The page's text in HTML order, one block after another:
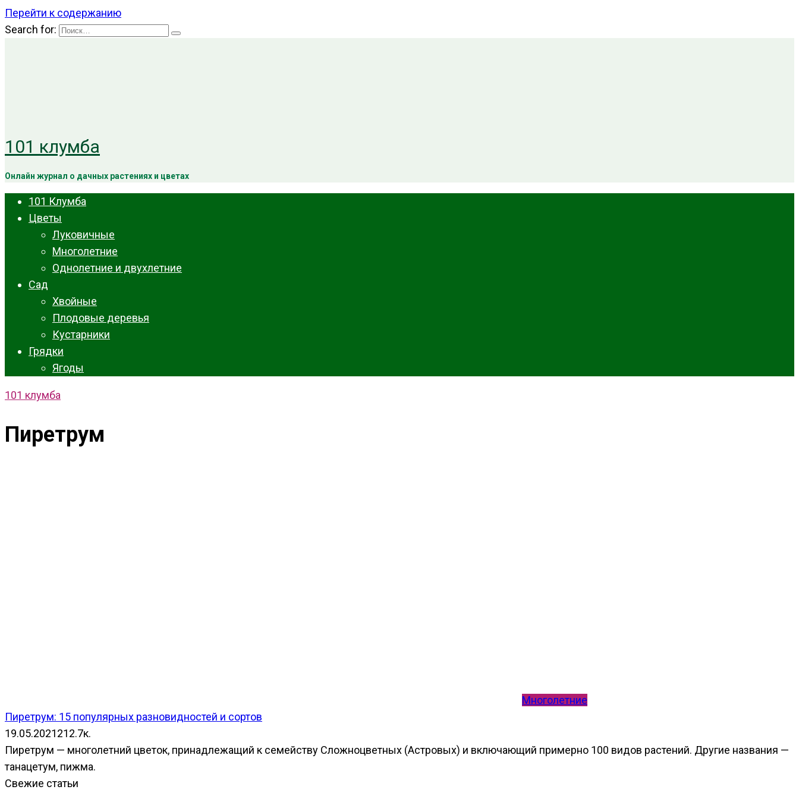
Перейти к содержанию
Search for:
101 клумба
Онлайн журнал о дачных растениях и цветах
101 Клумба
Цветы
Луковичные
Многолетние
Однолетние и двухлетние
Сад
Хвойные
Плодовые деревья
Кустарники
Грядки
Ягоды
101 клумба
Пиретрум
Многолетние
Пиретрум: 15 популярных разновидностей и сортов
19.05.2021212.7к.
Пиретрум — многолетний цветок, принадлежащий к семейству Сложноцветных (Астровых) и включающий примерно 100 видов растений. Другие названия —
танацетум, пижма.
Свежие статьи